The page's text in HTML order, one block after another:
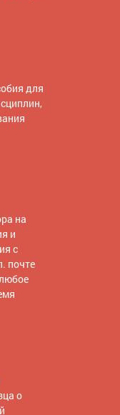
для
на
и
с
почте
о